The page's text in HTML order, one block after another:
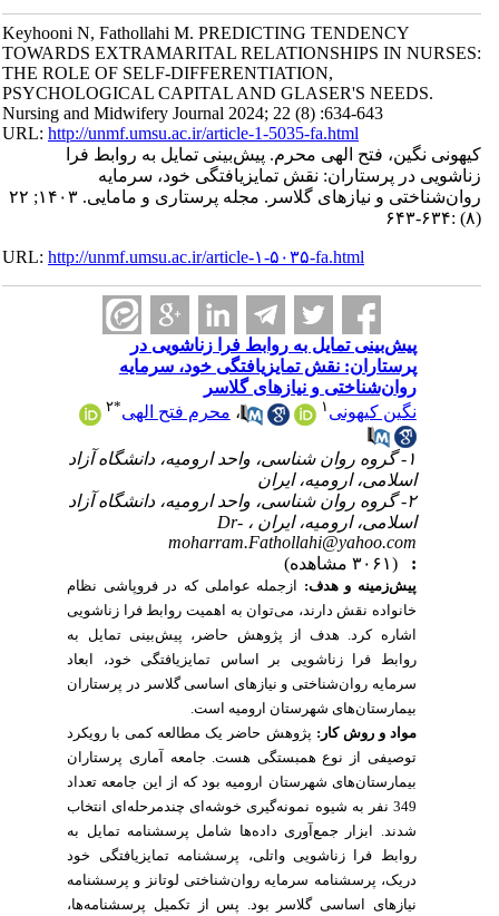
Keyhooni N, Fathollahi M. PREDICTING TENDENCY
TOWARDS EXTRAMARITAL RELATIONSHIPS IN NURSES:
THE ROLE OF SELF-DIFFERENTIATION,
PSYCHOLOGICAL CAPITAL AND GLASER'S NEEDS.
Nursing and Midwifery Journal 2024; 22 (8) :634-643
URL:http://unmf.umsu.ac.ir/article-1-5035-fa.html
کیهونی نگین، فتح الهی محرم. پیش‌بینی تمایل به روابط فرا
زناشویی در پرستاران: نقش تمایزیافتگی خود، سرمایه
روان‌شناختی و نیازهای گلاسر. مجله پرستاری و مامایی. ۱۴۰۳; ۲۲
URL:http://unmf.umsu.ac.ir/article-۱-۵۰۳۵-fa.html
پیش‌بینی تمایل به روابط فرا زناشویی در
پرستاران: نقش تمایزیافتگی خود، سرمایه
روان‌شناختی و نیازهای گلاسر
نگین کیهونی
،محرم فتح الهی ۲
۱- گروه روان شناسی، واحد ارومیه، دانشگاه آزاد
اسلامی، ارومیه، ایران
۲- گروه روان شناسی، واحد ارومیه، دانشگاه آزاد
اسلامی، ارومیه، ایران ، Dr-
moharram.Fathollahi@yahoo.com
پیش‌زمینه و هدف:ازجمله عواملی که در فروپاشی نظام
خانواده نقش دارند، می‌توان به اهمیت روابط فرا زناشویی
اشاره کرد. هدف از پژوهش حاضر، پیش‌بینی تمایل به
روابط فرا زناشویی بر اساس تمایزیافتگی خود، ابعاد
سرمایه روان‌شناختی و نیازهای اساسی گلاسر در پرستاران
بیمارستان‌های شهرستان ارومیه است.
مواد و روش کار:پژوهش حاضر یک مطالعه کمی با رویکرد
توصیفی از نوع همبستگی هست. جامعه آماری پرستاران
بیمارستان‌های شهرستان ارومیه بود که از این جامعه تعداد
349 نفر به شیوه نمونه‌گیری خوشه‌ای چندمرحله‌ای انتخاب
شدند. ابزار جمع‌آوری داده‌ها شامل پرسشنامه تمایل به
روابط فرا زناشویی واتلی، پرسشنامه تمایزیافتگی خود
دریک، پرسشنامه سرمایه روان‌شناختی لوتانز و پرسشنامه
نیازهای اساسی گلاسر بود. پس از تکمیل پرسشنامه‌ها،